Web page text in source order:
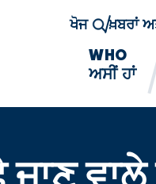
ਖੋਜ ਖ਼ਬਰਾਂ
WHO
ਅਸੀਂ ਹਾਂ